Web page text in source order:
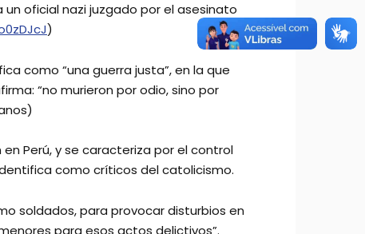
un oficial nazi juzgado por el asesinato
)
como “una guerra justa”, en la que
“no murieron por odio, sino por
Perú, y se caracteriza por el control
como críticos del catolicismo.
soldados, para provocar disturbios en
para esos actos delictivos”.